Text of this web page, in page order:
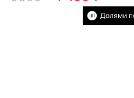
Долями